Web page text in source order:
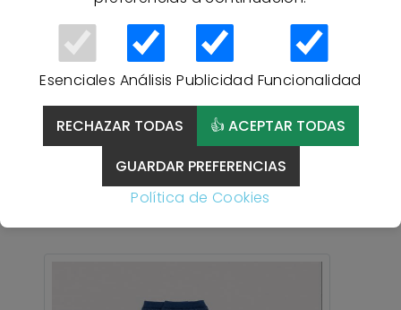
Esenciales Análisis Publicidad Funcionalidad
RECHAZAR TODAS
👍 ACEPTAR TODAS
GUARDAR PREFERENCIAS
Política de Cookies
CALCETINES PLANETA
FRÁGIL. KLANDESTINE
SOCKS - AZUL
5,99 €